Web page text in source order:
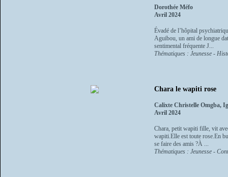
Dorothée Méfo
Avril 2024
Évadé de l’hôpital
Aguibou, un ami de longue
sentimental fréquente J...
Thématiques : Jeunesse -
Chara le wapiti rose
Calixte Christelle Omgba,
Avril 2024
Chara, petit wapiti fille, vit
wapiti.Elle est toute rose.En
se faire des amis ?À ...
Thématiques : Jeunesse -